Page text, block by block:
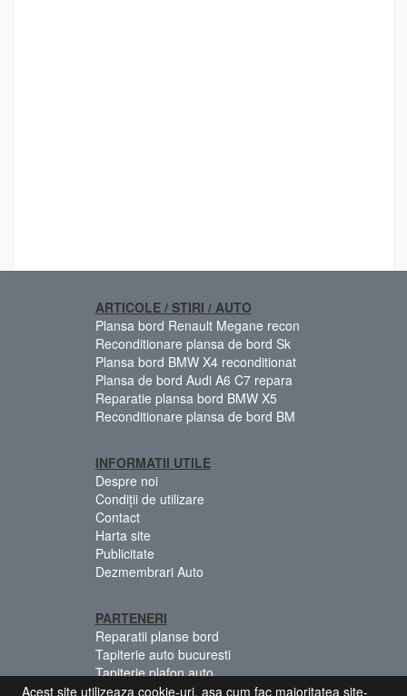
ARTICOLE / STIRI / AUTO
Plansa bord Renault Megane recon
Reconditionare plansa de bord Sk
Plansa bord BMW X4 reconditionat
Plansa de bord Audi A6 C7 repara
Reparatie plansa bord BMW X5
Reconditionare plansa de bord BM
INFORMATII UTILE
Despre noi
Condiții de utilizare
Contact
Harta site
Publicitate
Dezmembrari Auto
PARTENERI
Reparatii planse bord
Tapiterie auto bucuresti
Tapiterie plafon auto
Centuri siguranta colorate
Acest site utilizeaza cookie-uri, asa cum fac majoritatea site-